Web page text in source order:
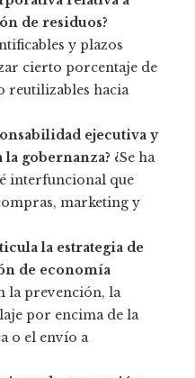
de residuos?
y plazos
cierto porcentaje de
reutilizables hacia
ejecutiva y
la gobernanza? ¿Se ha
interfuncional que
marketing y
la estrategia de
de economía
la prevención, la
por encima de la
o el envío a